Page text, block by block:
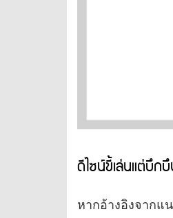
ดีไซน์ขี้เล่นแต่บึก
หากอ้างอิงจากแ